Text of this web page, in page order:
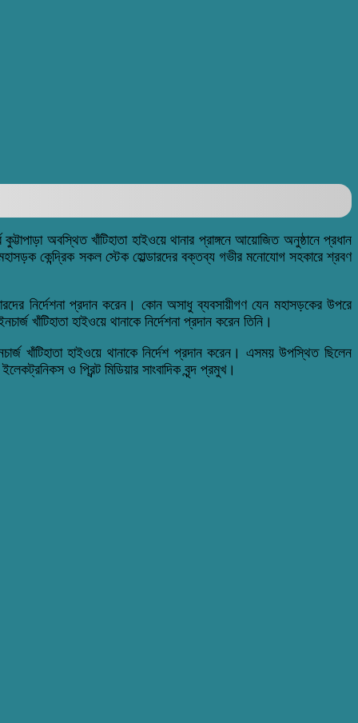
অবস্থিত খাঁটিহাতা হাইওয়ে থানার প্রাঙ্গনে আয়োজিত অনুষ্ঠানে প্রধান
কেন্দ্রিক সকল স্টেক হোল্ডারদের বক্তব্য গভীর মনোযোগ সহকারে শ্রবণ
নির্দেশনা প্রদান করেন। কোন অসাধু ব্যবসায়ীগণ যেন মহাসড়কের উপরে
খাঁটিহাতা হাইওয়ে থানাকে নির্দেশনা প্রদান করেন তিনি।
খাঁটিহাতা হাইওয়ে থানাকে নির্দেশ প্রদান করেন। এসময় উপস্থিত ছিলেন
ও প্রিন্ট মিডিয়ার সাংবাদিক বৃন্দ প্রমুখ।